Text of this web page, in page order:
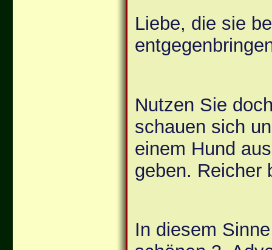
Liebe, die sie
Nutzen Sie
schauen sich
einem Hund
geben. Reicher
In diesem